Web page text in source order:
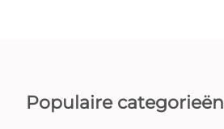
Populaire categorieën